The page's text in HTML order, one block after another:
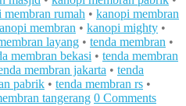
membran rumah • kanopi membran
membran • kanopi mighty •
layang • tenda membran •
membran bekasi • tenda membran
membran jakarta • tenda
pabrik • tenda membran rs •
tangerang 0 Comments